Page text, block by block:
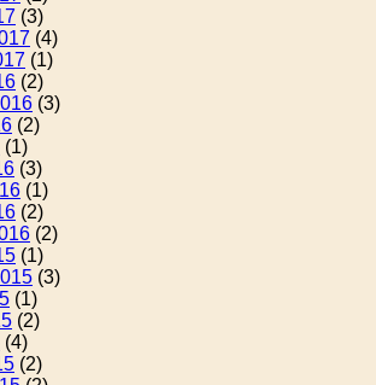
(3)
(4)
(1)
(2)
(3)
(2)
(1)
(3)
(1)
(2)
(2)
(1)
(3)
(1)
(2)
(4)
(2)